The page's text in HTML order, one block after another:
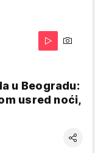
u Beogradu:
usred noći,